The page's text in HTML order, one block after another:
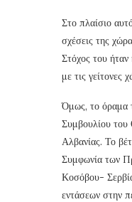
Στο πλαίσιο
σχέσεις της
Στόχος του
με τις γείτονες
Όμως, το όραμα
Συμβουλίου του
Αλβανίας. Το
Συμφωνία των
Κοσόβου-
εντάσεων στην